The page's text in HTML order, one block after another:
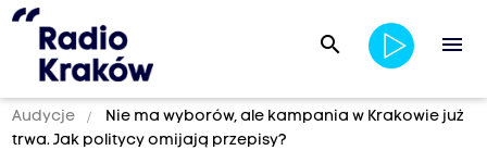
search menu
Audycje
Nie ma wyborów, ale kampania w Krakowie już
trwa. Jak politycy omijają przepisy?